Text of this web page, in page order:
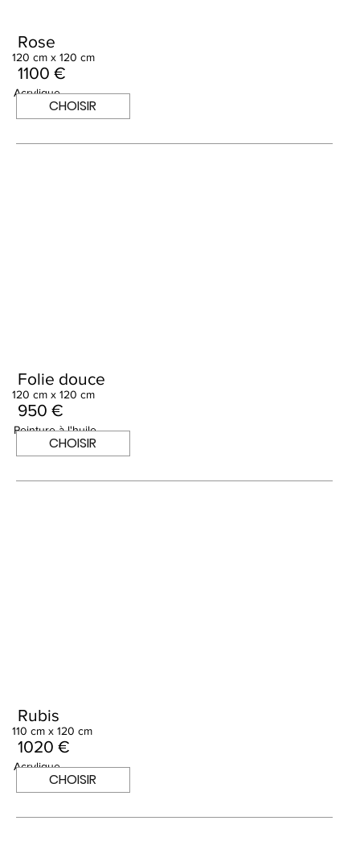
Rose
Acrylique
1100 €
120 cm x 120 cm
CHOISIR
Folie douce
Peinture à l'huile
950 €
120 cm x 120 cm
CHOISIR
Rubis
Acrylique
1020 €
110 cm x 120 cm
CHOISIR